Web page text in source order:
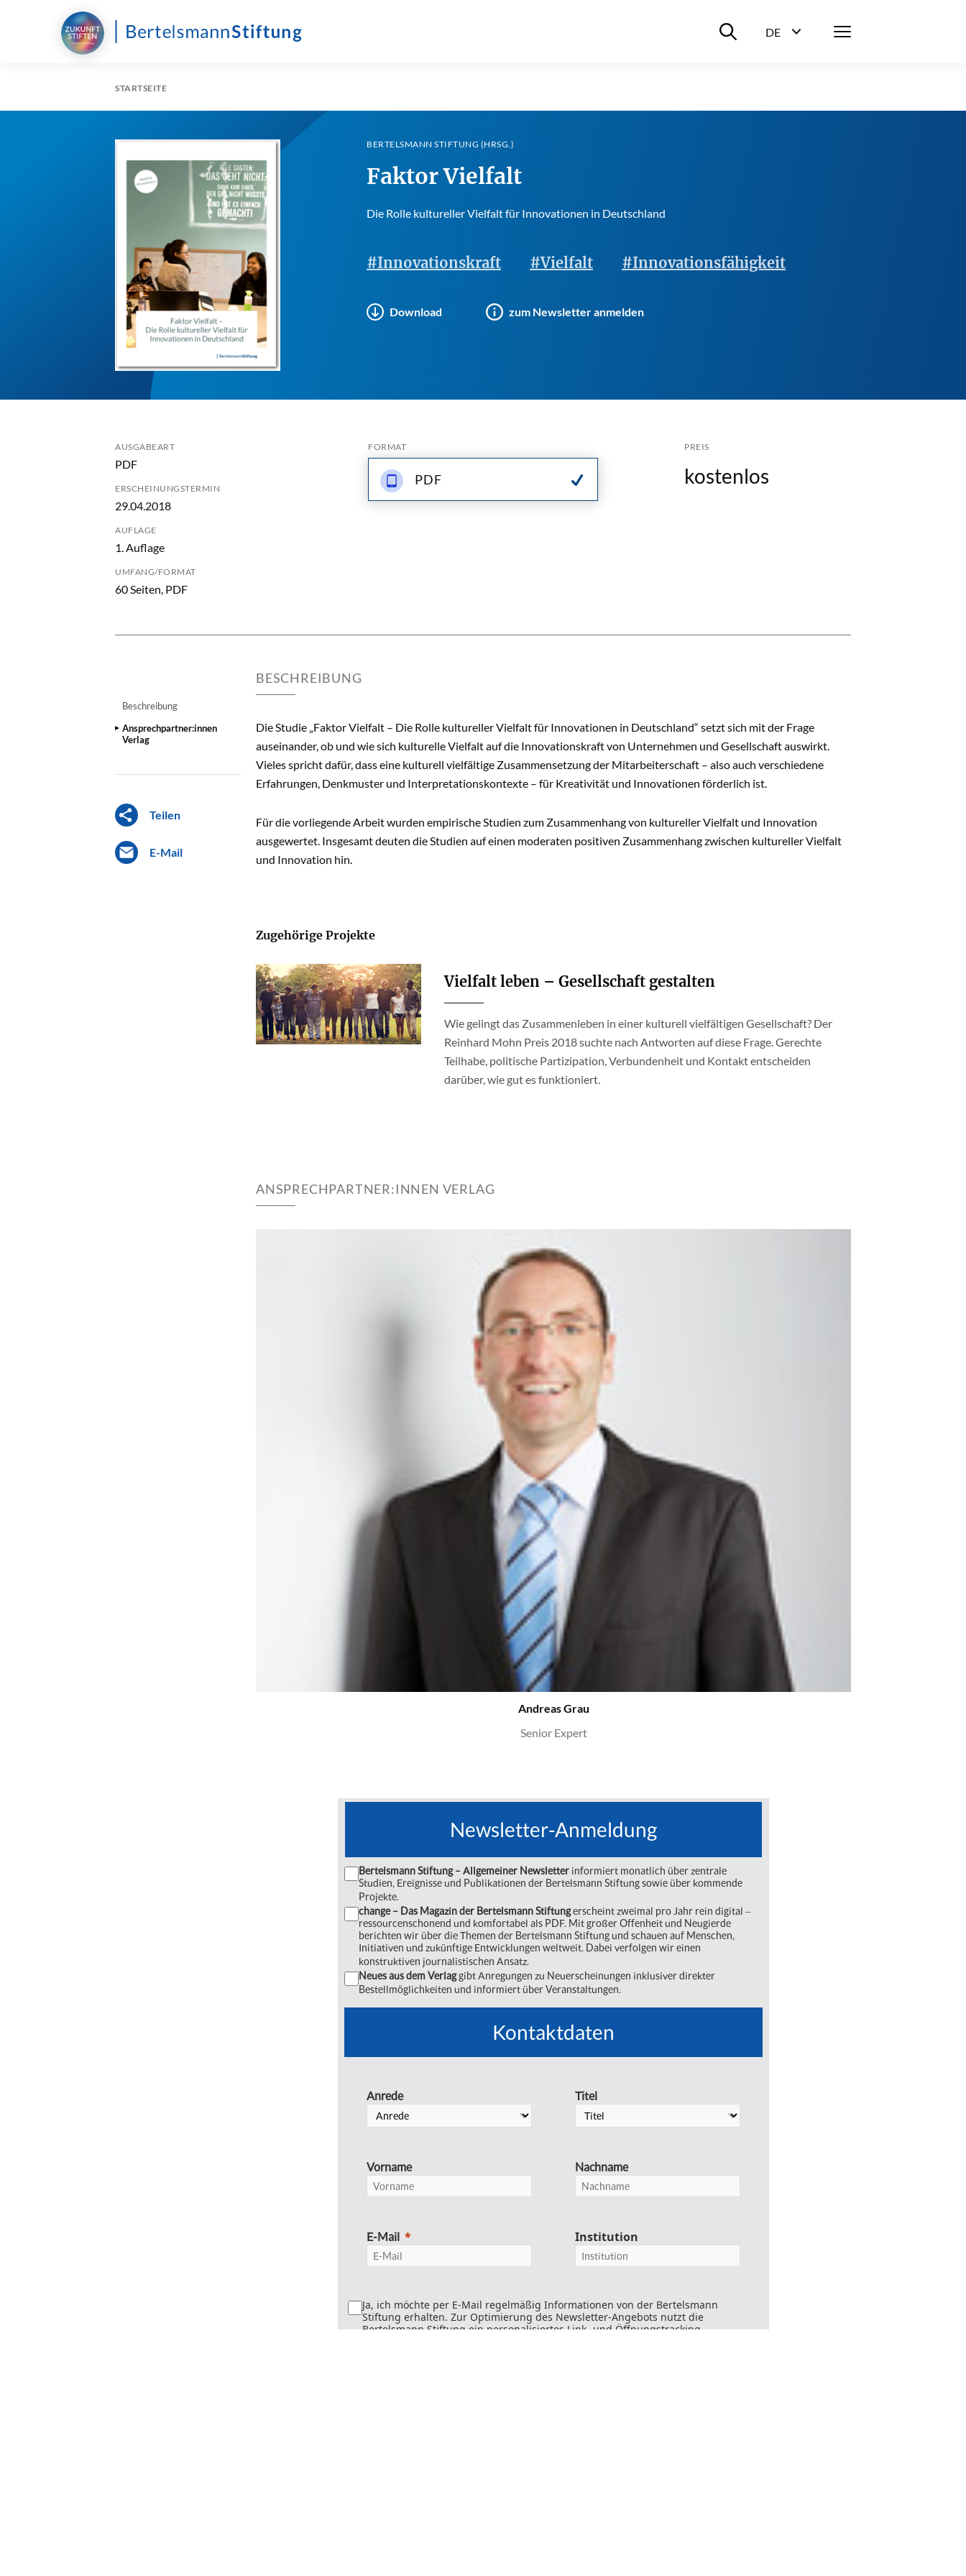
Suche ein-/ausblenden
DE
Menü
STARTSEITE
BERTELSMANN STIFTUNG (HRSG.)
Faktor Vielfalt
Die Rolle kultureller Vielfalt für Innovationen in Deutschland
#Innovationskraft #Vielfalt #Innovationsfähigkeit
Download zum Newsletter anmelden
AUSGABEART
PDF
ERSCHEINUNGSTERMIN
29.04.2018
AUFLAGE
1. Auflage
UMFANG/FORMAT
60 Seiten, PDF
FORMAT
PDF
PREIS
kostenlos
Beschreibung
Ansprechpartner:innen
Verlag
Teilen
E-Mail
BESCHREIBUNG
Die Studie „Faktor Vielfalt – Die Rolle kultureller Vielfalt für Innovationen in Deutschland“ setzt sich mit der Frage
auseinander, ob und wie sich kulturelle Vielfalt auf die Innovationskraft von Unternehmen und Gesellschaft auswirkt.
Vieles spricht dafür, dass eine kulturell vielfältige Zusammensetzung der Mitarbeiterschaft – also auch verschiedene
Erfahrungen, Denkmuster und Interpretationskontexte – für Kreativität und Innovationen förderlich ist.
Für die vorliegende Arbeit wurden empirische Studien zum Zusammenhang von kultureller Vielfalt und Innovation
ausgewertet. Insgesamt deuten die Studien auf einen moderaten positiven Zusammenhang zwischen kultureller Vielfalt
und Innovation hin.
Zugehörige Projekte
Vielfalt leben – Gesellschaft gestalten
Wie gelingt das Zusammenleben in einer kulturell vielfältigen Gesellschaft? Der
Reinhard Mohn Preis 2018 suchte nach Antworten auf diese Frage. Gerechte
Teilhabe, politische Partizipation, Verbundenheit und Kontakt entscheiden
darüber, wie gut es funktioniert.
ANSPRECHPARTNER:INNEN VERLAG
Andreas Grau
Senior Expert
Newsletter-Anmeldung
Bertelsmann Stiftung – Allgemeiner Newsletter informiert monatlich über zentrale
Studien, Ereignisse und Publikationen der Bertelsmann Stiftung sowie über kommende
Projekte.
change – Das Magazin der Bertelsmann Stiftungerscheint zweimal pro Jahr rein digital ‒
ressourcenschonend und komfortabel als PDF. Mit großer Offenheit und Neugierde
berichten wir über die Themen der Bertelsmann Stiftung und schauen auf Menschen,
Initiativen und zukünftige Entwicklungen weltweit. Dabei verfolgen wir einen
konstruktiven journalistischen Ansatz.
Neues aus dem Verlaggibt Anregungen zu Neuerscheinungen inklusiver direkter
Bestellmöglichkeiten und informiert über Veranstaltungen.
Kontaktdaten
Anrede
Vorname
E-Mail
Titel
Nachname
Institution
Ja, ich möchte per E-Mail regelmäßig Informationen von der Bertelsmann
Stiftung erhalten. Zur Optimierung des Newsletter-Angebots nutzt die
Bertelsmann Stiftung ein personalisiertes Link- und Öffnungstracking.